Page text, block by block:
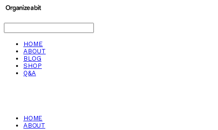
HOME
ABOUT
BLOG
SHOP
Q&A
HOME
ABOUT